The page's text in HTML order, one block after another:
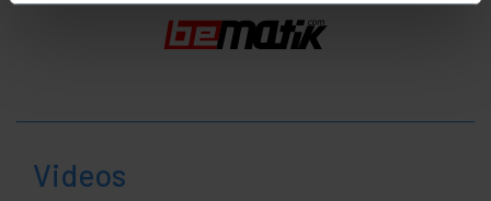
Videos